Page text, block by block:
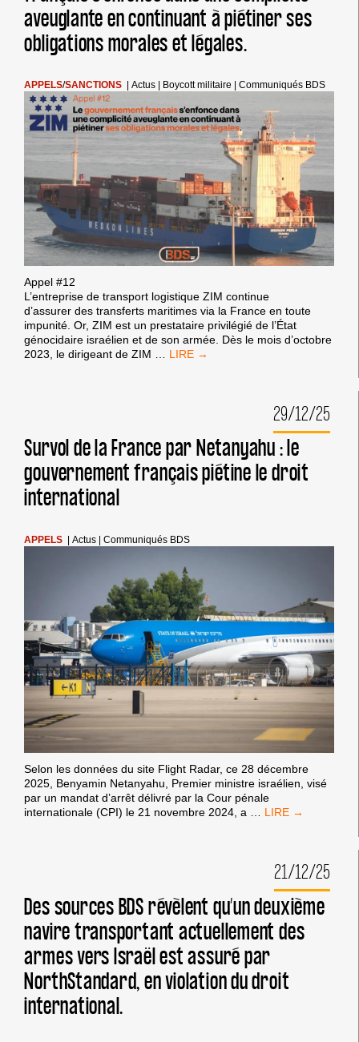
aveuglante en continuant à piétiner ses
obligations morales et légales.
APPELS/SANCTIONS |Actus Boycott militaire |Communiqués BDS
Appel #12
L’entreprise de transport logistique ZIM continue
d’assurer des transferts maritimes via la France en toute
impunité. Or, ZIM est un prestataire privilégié de l’État
génocidaire israélien et de son armée. Dès le mois d’octobre
2023, le dirigeant de ZIM
DOUZIÈME
DANS
UNE
COMPLICITÉ
AVEUGLANTE
PIÉTINER
OBLIGATIONS
MORALES
ET
LÉGALES.
29/12/25
Survol de la France par Netanyahu : le
gouvernement français piétine le droit
international
APPELS |Actus |Communiqués BDS
Selon les données du site Flight Radar, ce 28 décembre
2025, Benyamin Netanyahu, Premier ministre israélien, visé
par un mandat d’arrêt délivré par la Cour pénale
internationale (CPI) le 21 novembre 2024, a
SURVOL
PAR
:
LE
GOUVERNEMENT
FRANÇAIS
PIÉTINE
LE DROIT
INTERNATIONAL
21/12/25
Des sources BDS révèlent qu’un deuxième
navire transportant actuellement des
armes vers Israël est assuré par
NorthStandard, en violation du droit
international.